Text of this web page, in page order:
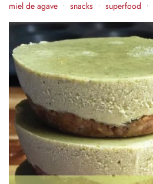
miel de agave • snacks • superfood •